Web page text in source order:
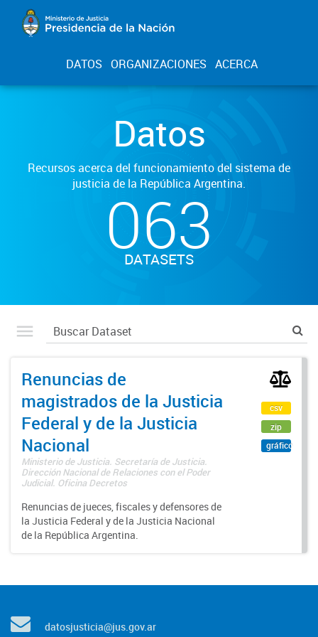
DATOS ORGANIZACIONES ACERCA
Datos
Recursos acerca del funcionamiento del sistema de
justicia de la República Argentina.
063
DATASETS
Renuncias de
magistrados de la Justicia
Federal y de la Justicia
Nacional
Ministerio de Justicia. Secretaría de Justicia.
Dirección Nacional de Relaciones con el Poder
Judicial. Oficina Decretos
Renuncias de jueces, fiscales y defensores de
la Justicia Federal y de la Justicia Nacional
de la República Argentina.
csv
zip
gráfico
datosjusticia@jus.gov.ar